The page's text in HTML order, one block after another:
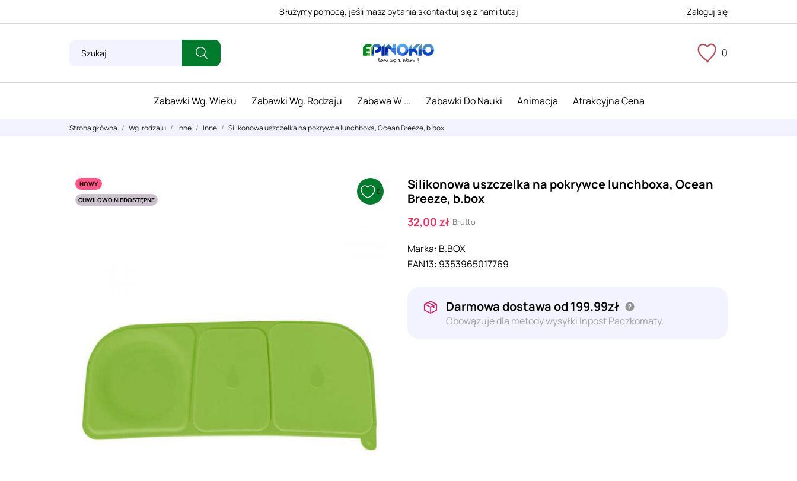
Służymy pomocą, jeśli masz pytania skontaktuj się z nami tutaj Zaloguj się
0
Zabawki Wg. Wieku Zabawki Wg. Rodzaju Zabawa W ... Zabawki Do Nauki Animacja Atrakcyjna Cena
Strona główna Wg. rodzaju Inne Inne Silikonowa uszczelka na pokrywce lunchboxa, Ocean Breeze, b.box
NOWY
CHWILOWO NIEDOSTĘPNE
0
Silikonowa uszczelka na pokrywce lunchboxa, Ocean
Breeze, b.box
32,00 zł Brutto
Marka: B.BOX
EAN13: 9353965017769
Darmowa dostawa od 199.99zł
Obowązuje dla metody wysyłki Inpost Paczkomaty.